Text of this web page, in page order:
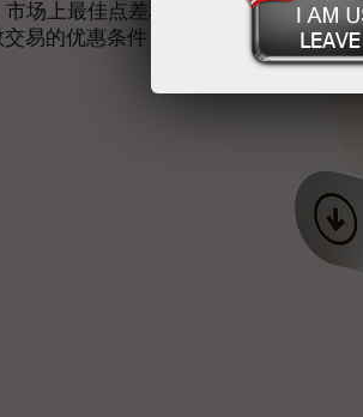
市场上最佳点差和手续费，
易的优惠条件